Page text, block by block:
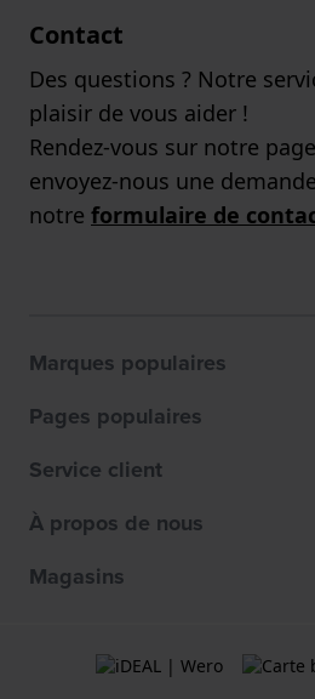
Contact
Des questions ? Notre
plaisir de vous aider !
Rendez-vous sur notre
envoyez-nous une
notre formulaire de
Marques populaires
Pages populaires
Service client
À propos de nous
Magasins